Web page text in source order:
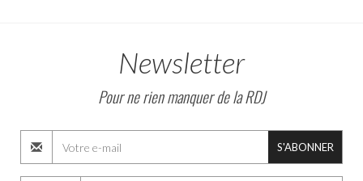
Newsletter
Pour ne rien manquer de la RDJ
S'ABONNER